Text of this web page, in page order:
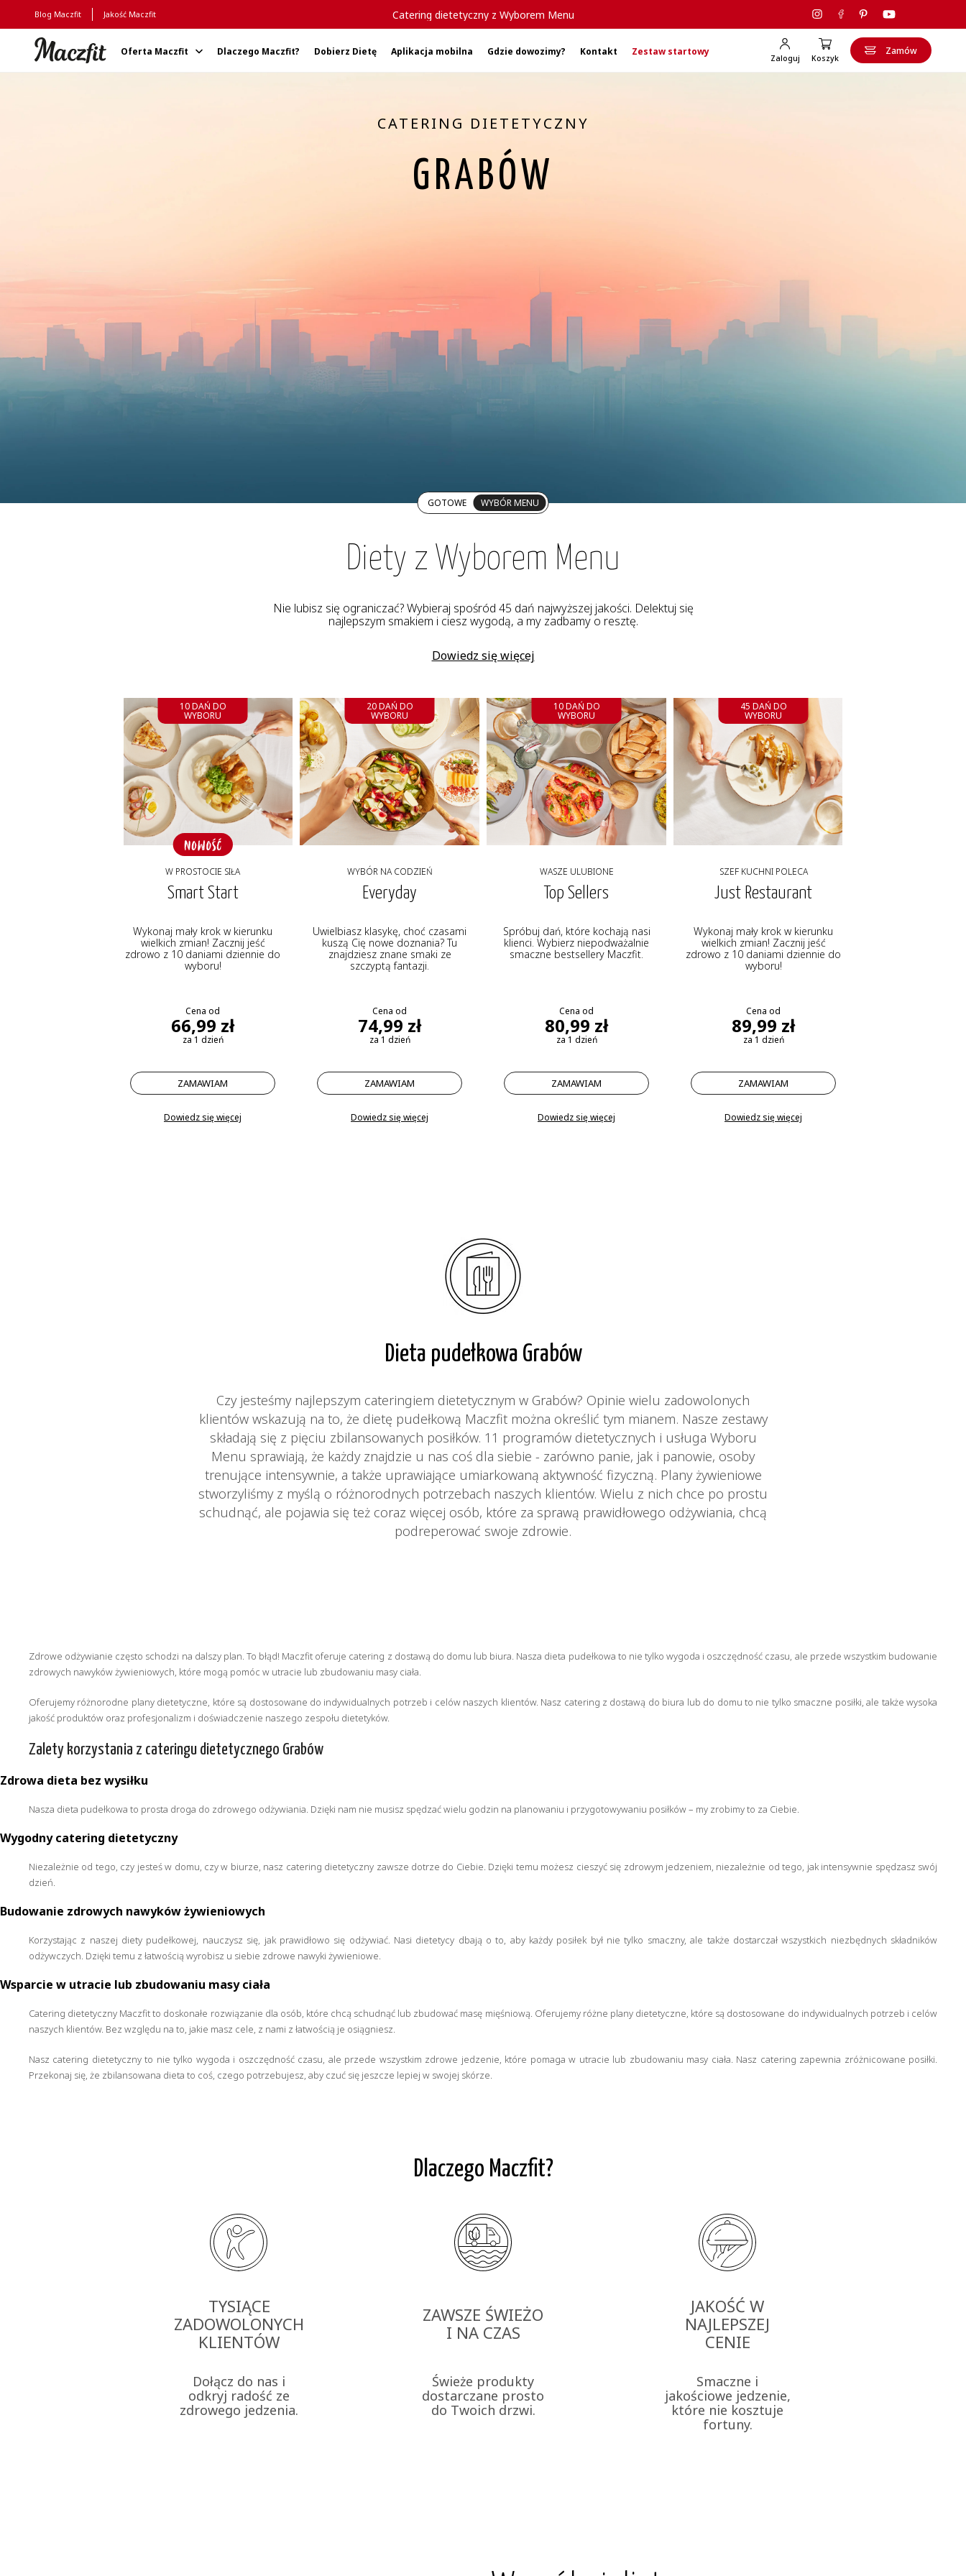
Blog Maczfit Jakość Maczfit Catering dietetyczny z Wyborem Menu
Oferta Maczfit Dlaczego Maczfit? Dobierz Dietę Aplikacja mobilna Gdzie dowozimy? Kontakt Zestaw startowy
Zaloguj Koszyk
Zamów
CATERING DIETETYCZNY
GRABÓW
GOTOWE WYBÓR MENU
Diety z Wyborem Menu
Nie lubisz się ograniczać? Wybieraj spośród 45 dań najwyższej jakości. Delektuj się
najlepszym smakiem i ciesz wygodą, a my zadbamy o resztę.
Dowiedz się więcej
10 DAŃ DO
WYBORU
W PROSTOCIE SIŁA
Smart Start
Wykonaj mały krok w kierunku
wielkich zmian! Zacznij jeść
zdrowo z 10 daniami dziennie do
wyboru!
Cena od
66,99 zł
za 1 dzień
ZAMAWIAM
Dowiedz się więcej
20 DAŃ DO
WYBORU
WYBÓR NA CODZIEŃ
Everyday
Uwielbiasz klasykę, choć czasami
kuszą Cię nowe doznania? Tu
znajdziesz znane smaki ze
szczyptą fantazji.
Cena od
74,99 zł
za 1 dzień
ZAMAWIAM
Dowiedz się więcej
10 DAŃ DO
WYBORU
WASZE ULUBIONE
Top Sellers
Spróbuj dań, które kochają nasi
klienci. Wybierz niepodważalnie
smaczne bestsellery Maczfit.
Cena od
80,99 zł
za 1 dzień
ZAMAWIAM
Dowiedz się więcej
45 DAŃ DO
WYBORU
SZEF KUCHNI POLECA
Just Restaurant
Wykonaj mały krok w kierunku
wielkich zmian! Zacznij jeść
zdrowo z 10 daniami dziennie do
wyboru!
Cena od
89,99 zł
za 1 dzień
ZAMAWIAM
Dowiedz się więcej
Dieta pudełkowa Grabów
Czy jesteśmy najlepszym cateringiem dietetycznym w Grabów? Opinie wielu zadowolonych
klientów wskazują na to, że dietę pudełkową Maczfit można określić tym mianem. Nasze zestawy
składają się z pięciu zbilansowanych posiłków. 11 programów dietetycznych i usługa Wyboru
Menu sprawiają, że każdy znajdzie u nas coś dla siebie - zarówno panie, jak i panowie, osoby
trenujące intensywnie, a także uprawiające umiarkowaną aktywność fizyczną. Plany żywieniowe
stworzyliśmy z myślą o różnorodnych potrzebach naszych klientów. Wielu z nich chce po prostu
schudnąć, ale pojawia się też coraz więcej osób, które za sprawą prawidłowego odżywiania, chcą
podreperować swoje zdrowie.
Zdrowe odżywianie często schodzi na dalszy plan. To błąd! Maczfit oferuje catering z dostawą do domu lub biura. Nasza dieta pudełkowa to nie tylko wygoda i oszczędność czasu, ale przede wszystkim budowanie
zdrowych nawyków żywieniowych, które mogą pomóc w utracie lub zbudowaniu masy ciała.
Oferujemy różnorodne plany dietetyczne, które są dostosowane do indywidualnych potrzeb i celów naszych klientów. Nasz catering z dostawą do biura lub do domu to nie tylko smaczne posiłki, ale także wysoka
jakość produktów oraz profesjonalizm i doświadczenie naszego zespołu dietetyków.
Zalety korzystania z cateringu dietetycznego Grabów
Zdrowa dieta bez wysiłku
Nasza dieta pudełkowa to prosta droga do zdrowego odżywiania. Dzięki nam nie musisz spędzać wielu godzin na planowaniu i przygotowywaniu posiłków – my zrobimy to za Ciebie.
Wygodny catering dietetyczny
Niezależnie od tego, czy jesteś w domu, czy w biurze, nasz catering dietetyczny zawsze dotrze do Ciebie. Dzięki temu możesz cieszyć się zdrowym jedzeniem, niezależnie od tego, jak intensywnie spędzasz swój
dzień.
Budowanie zdrowych nawyków żywieniowych
Korzystając z naszej diety pudełkowej, nauczysz się, jak prawidłowo się odżywiać. Nasi dietetycy dbają o to, aby każdy posiłek był nie tylko smaczny, ale także dostarczał wszystkich niezbędnych składników
odżywczych. Dzięki temu z łatwością wyrobisz u siebie zdrowe nawyki żywieniowe.
Wsparcie w utracie lub zbudowaniu masy ciała
Catering dietetyczny Maczfit to doskonałe rozwiązanie dla osób, które chcą schudnąć lub zbudować masę mięśniową. Oferujemy różne plany dietetyczne, które są dostosowane do indywidualnych potrzeb i celów
naszych klientów. Bez względu na to, jakie masz cele, z nami z łatwością je osiągniesz.
Nasz catering dietetyczny to nie tylko wygoda i oszczędność czasu, ale przede wszystkim zdrowe jedzenie, które pomaga w utracie lub zbudowaniu masy ciała. Nasz catering zapewnia zróżnicowane posiłki.
Przekonaj się, że zbilansowana dieta to coś, czego potrzebujesz, aby czuć się jeszcze lepiej w swojej skórze.
Dlaczego Maczfit?
TYSIĄCE
ZADOWOLONYCH
KLIENTÓW
Dołącz do nas i
odkryj radość ze
zdrowego jedzenia.
ZAWSZE ŚWIEŻO
I NA CZAS
Świeże produkty
dostarczane prosto
do Twoich drzwi.
JAKOŚĆ W
NAJLEPSZEJ
CENIE
Smaczne i
jakościowe jedzenie,
które nie kosztuje
fortuny.